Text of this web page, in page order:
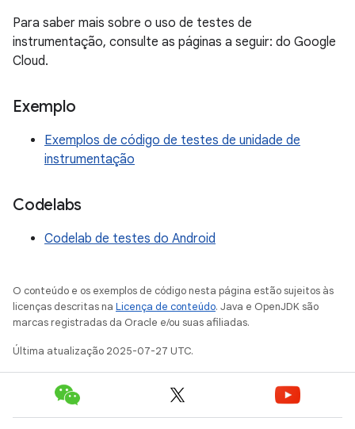
Para saber mais sobre o uso de testes de
instrumentação, consulte as páginas a seguir: do Google
Cloud.
Exemplo
Exemplos de código de testes de unidade de
instrumentação
Codelabs
Codelab de testes do Android
O conteúdo e os exemplos de código nesta página estão sujeitos às
licenças descritas na Licença de conteúdo. Java e OpenJDK são
marcas registradas da Oracle e/ou suas afiliadas.
Última atualização 2025-07-27 UTC.